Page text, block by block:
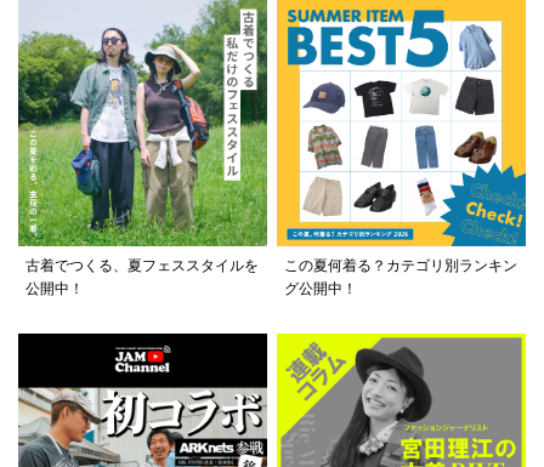
古着でつくる、夏フェススタイルを
公開中！
この夏何着る？カテゴリ別ランキン
グ公開中！